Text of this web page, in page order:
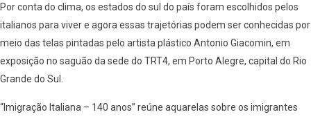
Por conta do clima, os estados do sul do país foram escolhidos pelos
italianos para viver e agora essas trajetórias podem ser conhecidas por
meio das telas pintadas pelo artista plástico Antonio Giacomin, em
exposição no saguão da sede do TRT4, em Porto Alegre, capital do Rio
Grande do Sul.
“Imigração Italiana – 140 anos” reúne aquarelas sobre os imigrantes